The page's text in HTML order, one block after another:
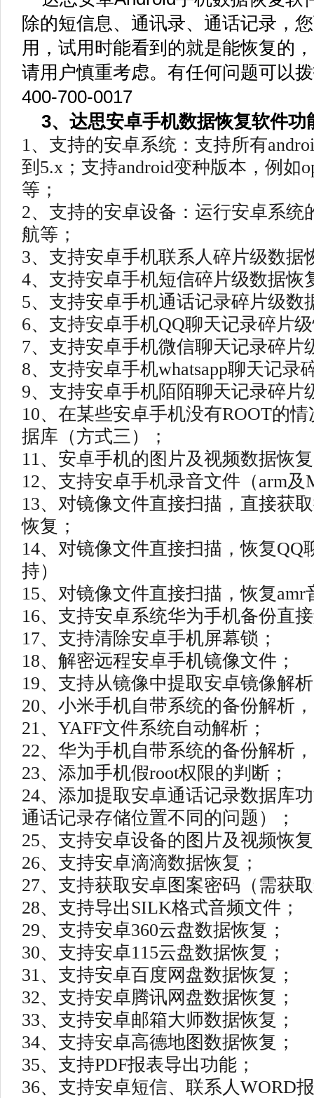
除的短信息、通讯录、通话记录，
用，试用时能看到的就是能恢复的
请用户慎重考虑。有任何问题可以
400-700-0017
3、达思安卓手机数据恢复软件功
1、支持的安卓系统：支持所有
到5.x；支持android变种版本，例如
等；
2、支持的安卓设备：运行安卓系统
航等；
3、支持安卓手机联系人碎片级数据
4、支持安卓手机短信碎片级数据恢
5、支持安卓手机通话记录碎片级数
6、支持安卓手机QQ聊天记录碎片
7、支持安卓手机微信聊天记录碎片
8、支持安卓手机whatsapp聊天记录
9、支持安卓手机陌陌聊天记录碎片
10、在某些安卓手机没有ROOT的
据库（方式三）；
11、安卓手机的图片及视频数据恢
12、支持安卓手机录音文件（arm及
13、对镜像文件直接扫描，直接获
恢复；
14、对镜像文件直接扫描，恢复QQ
持）
15、对镜像文件直接扫描，恢复
16、支持安卓系统华为手机备份直
17、支持清除安卓手机屏幕锁；
18、解密远程安卓手机镜像文件；
19、支持从镜像中提取安卓镜像解
20、小米手机自带系统的备份解析
21、YAFF文件系统自动解析；
22、华为手机自带系统的备份解析
23、添加手机假root权限的判断；
24、添加提取安卓通话记录数据库
通话记录存储位置不同的问题）；
25、支持安卓设备的图片及视频恢
26、支持安卓滴滴数据恢复；
27、支持获取安卓图案密码（需获
28、支持导出SILK格式音频文件；
29、支持安卓360云盘数据恢复；
30、支持安卓115云盘数据恢复；
31、支持安卓百度网盘数据恢复；
32、支持安卓腾讯网盘数据恢复；
33、支持安卓邮箱大师数据恢复；
34、支持安卓高德地图数据恢复；
35、支持PDF报表导出功能；
36、支持安卓短信、联系人WORD